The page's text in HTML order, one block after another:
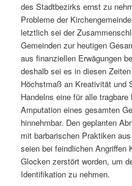
des Stadtbezirks ernst zu
Probleme der
letztlich sei der
Gemeinden zur heutigen
aus finanziellen Erwägungen
deshalb sei es in diesen
Höchstmaß an Kreativität und
Handelns eine für alle
Amputation eines gesamten
hinnehmbar. Den geplanten
mit barbarischen Praktiken
seien bei feindlichen Angriffen
Glocken zerstört worden, um
Identifikation zu nehmen.